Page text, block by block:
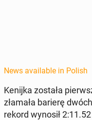
News available in Polish
Kenijka została
złamała barierę
rekord wynosił